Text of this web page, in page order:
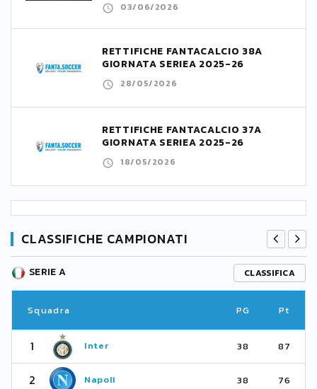
03/06/2026
RETTIFICHE FANTACALCIO 38A
GIORNATA SERIEA 2025-26
28/05/2026
RETTIFICHE FANTACALCIO 37A
GIORNATA SERIEA 2025-26
18/05/2026
CLASSIFICHE CAMPIONATI
SERIE A CLASSIFICA
Squadra PG Pt
1 Inter 38 87
2 Napoli 38 76